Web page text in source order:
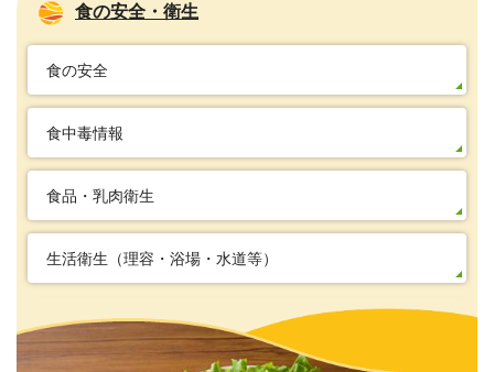
食の安全・衛生
食の安全
食中毒情報
食品・乳肉衛生
生活衛生（理容・浴場・水道等）